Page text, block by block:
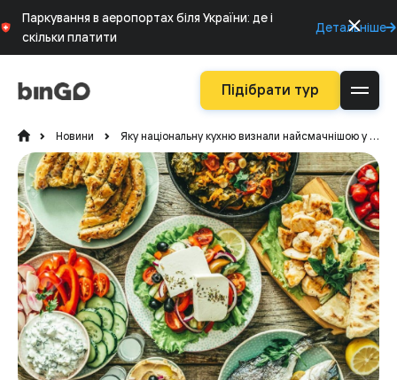
Паркування в аеропортах біля України: де і
скільки платити
Детальніше
Підібрати тур
Новини Яку національну кухню визнали найсмачнішою у світі